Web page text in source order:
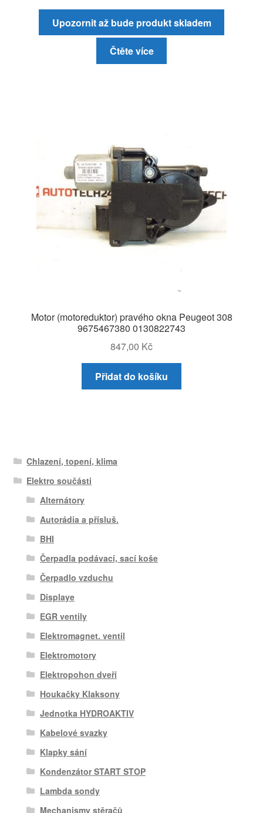
Upozornit až bude produkt skladem
Čtěte více
Motor (motoreduktor) pravého okna Peugeot 308
9675467380 0130822743
847,00 Kč
Přidat do košíku
Chlazení, topení, klima
Elektro součásti
Alternátory
Autorádia a přísluš.
BHI
Čerpadla podávací, sací koše
Čerpadlo vzduchu
Displaye
EGR ventily
Elektromagnet. ventil
Elektromotory
Elektropohon dveří
Houkačky Klaksony
Jednotka HYDROAKTIV
Kabelové svazky
Klapky sání
Kondenzátor START STOP
Lambda sondy
Mechanismy stěračů